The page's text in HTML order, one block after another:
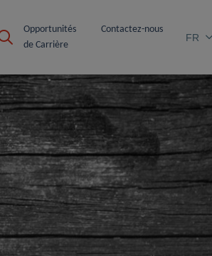
Opportunités
de Carrière
Contactez-nous
FR